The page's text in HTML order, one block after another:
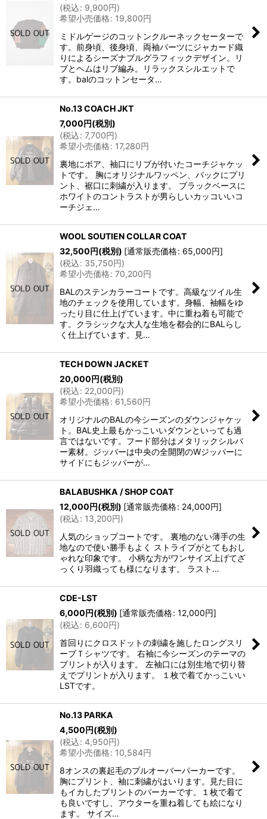
(税込: 9,900円)
希望小売価格: 19,800円
ミドルゲージのコットンクルーネックセーターで
す。前身頃、後身頃、両袖パーツにジャカード織
りによるシーズナブルグラフィックデザイン。リ
ブとヘムはリブ編み。リラックスシルエットで
す。balのコットンセータ…
No.13 COACH JKT
7,000円(税別)
(税込: 7,700円)
希望小売価格: 17,280円
裏地にボア、袖口にリブが付いたコーチジャケッ
トです。 胸にオリジナルワッペン、バックにプリ
ント、裾口に刺繍が入ります。 ブラックベースに
ホワイトのコントラストが男らしいカッコいいコ
ーチジェ…
WOOL SOUTIEN COLLAR COAT
32,500円(税別) [通常販売価格: 65,000円]
(税込: 35,750円)
希望小売価格: 70,200円
BALのステンカラーコートです。高級なツイル生
地のチェックを使用しています。身幅、袖幅をゆ
ったり目に仕上げています。中に重ね着も可能で
す。クラシックな大人な生地を都会的にBALらし
く仕上げています。見…
TECH DOWN JACKET
20,000円(税別)
(税込: 22,000円)
希望小売価格: 61,560円
オリジナルのBALの今シーズンのダウンジャケッ
ト。BAL史上最もかっこいいダウンといっても過
言ではないです。フード部分はメタリックシルバ
ー素材。ジッパーは中央の全開閉のWジッパーに
サイドにもジッパーが…
BALABUSHKA / SHOP COAT
12,000円(税別) [通常販売価格: 24,000円]
(税込: 13,200円)
人気のショップコートです。 裏地のない薄手の生
地なので使い勝手もよく ストライプがとてもおし
ゃれな印象です。 小柄な方がワンサイズ上げてざ
っくり羽織っても様になります。 ラスト…
CDE-LST
6,000円(税別) [通常販売価格: 12,000円]
(税込: 6,600円)
首回りにクロスドットの刺繍を施したロングスリ
ーブＴシャツです。 右袖に今シーズンのテーマの
プリントが入ります。 左袖口には別生地で切り替
えでプリントが入ります。 １枚で着てかっこいい
LSTです。
No.13 PARKA
4,500円(税別)
(税込: 4,950円)
希望小売価格: 10,584円
8オンスの裏起毛のプルオーバーパーカーです。
胸にプリント、袖に刺繍がはいります。見た目に
もイカしたプリントのパーカーです。１枚で着て
も良いですし、アウターを重ね着しても絵になり
ます。 サイズ…